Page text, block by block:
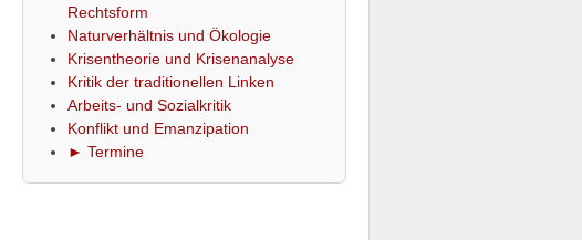
Rechtsform
Naturverhältnis und Ökologie
Krisentheorie und Krisenanalyse
Kritik der traditionellen Linken
Arbeits- und Sozialkritik
Konflikt und Emanzipation
► Termine